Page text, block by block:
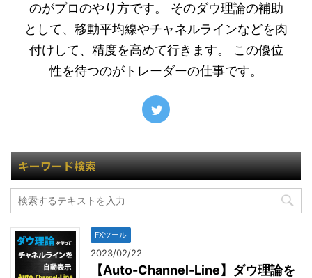
のがプロのやり方です。 そのダウ理論の補助
として、移動平均線やチャネルラインなどを肉
付けして、精度を高めて行きます。 この優位
性を待つのがトレーダーの仕事です。
キーワード検索
FXツール
2023/02/22
【Auto-Channel-Line】ダウ理論を